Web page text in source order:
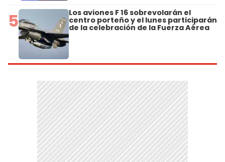
5 Los aviones F 16 sobrevolarán el
centro porteño y el lunes participarán
de la celebración de la Fuerza Aérea